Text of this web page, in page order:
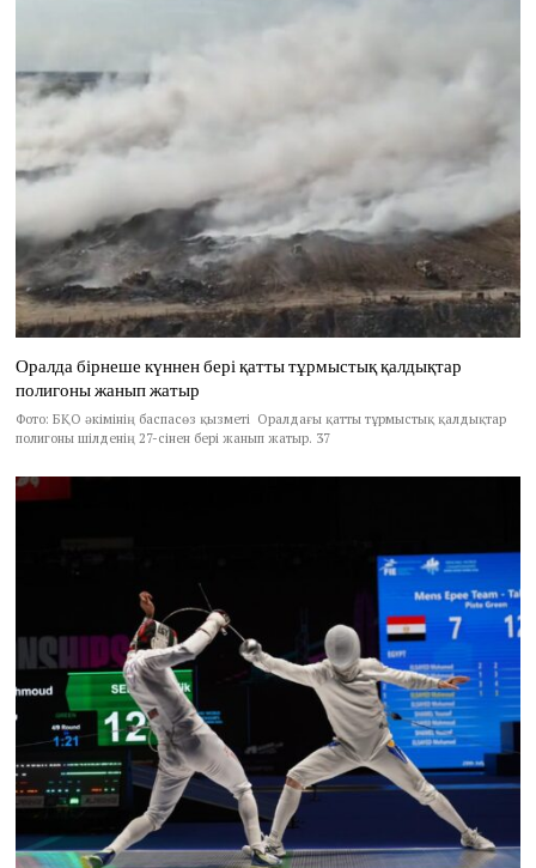
Оралда бірнеше күннен бері қатты тұрмыстық қалдықтар
полигоны жанып жатыр
Фото: БҚО әкімінің баспасөз қызметі Оралдағы қатты тұрмыстық қалдықтар
полигоны шілденің 27-сінен бері жанып жатыр. 37